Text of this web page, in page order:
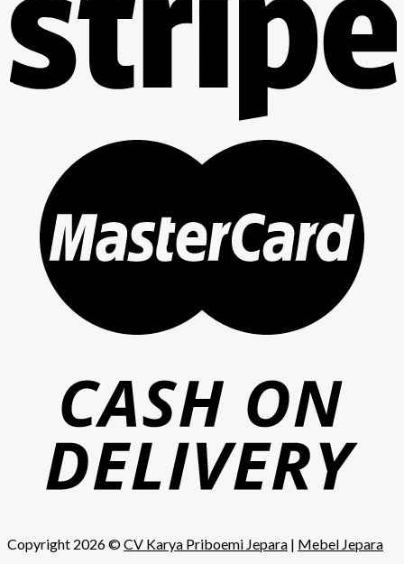
Copyright 2026 ©CV Karya Priboemi Jepara | Mebel Jepara